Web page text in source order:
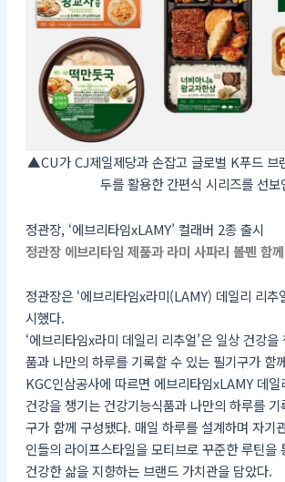
▲CU가 CJ제일제당과 손잡고 글로벌 K푸드 브
두를 활용한 간편식 시리즈를 선보
정관장, ‘에브리타임xLAMY’ 컬래버 2종 출시
정관장 에브리타임 제품과 라미 사파리 볼펜 함
정관장은 ‘에브리타임x라미(LAMY) 데일리 리추
시했다.
‘에브리타임x라미 데일리 리추얼’은 일상 건강
품과 나만의 하루를 기록할 수 있는 필기구가 함
KGC인삼공사에 따르면 에브리타임xLAMY 데
건강을 챙기는 건강기능식품과 나만의 하루를
구가 함께 구성됐다. 매일 하루를 설계하며 자기
인들의 라이프스타일을 모티브로 꾸준한 루틴을
건강한 삶을 지향하는 브랜드 가치관을 담았다.